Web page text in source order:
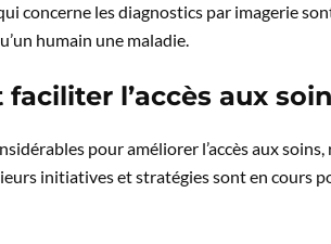
concerne les diagnostics par imagerie
humain une maladie.
l’accès aux
pour améliorer l’accès aux soins,
initiatives et stratégies sont en cours